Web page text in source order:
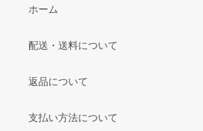
ホーム
配送・送料について
返品について
支払い方法について